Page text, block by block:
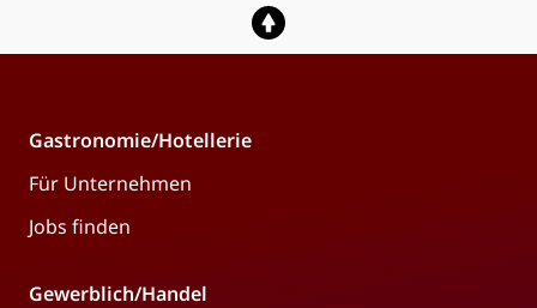
Gastronomie/Hotellerie
Für Unternehmen
Jobs finden
Gewerblich/Handel